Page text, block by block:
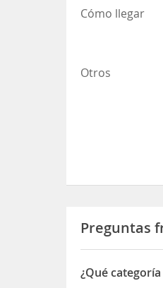
Cómo llegar
Otros
Preguntas
¿Qué